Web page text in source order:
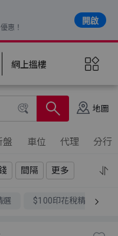
網上搵樓
地圖
盤 車位 代理 分行
間隔 更多
選 $100印花稅精選
惠！
開啟